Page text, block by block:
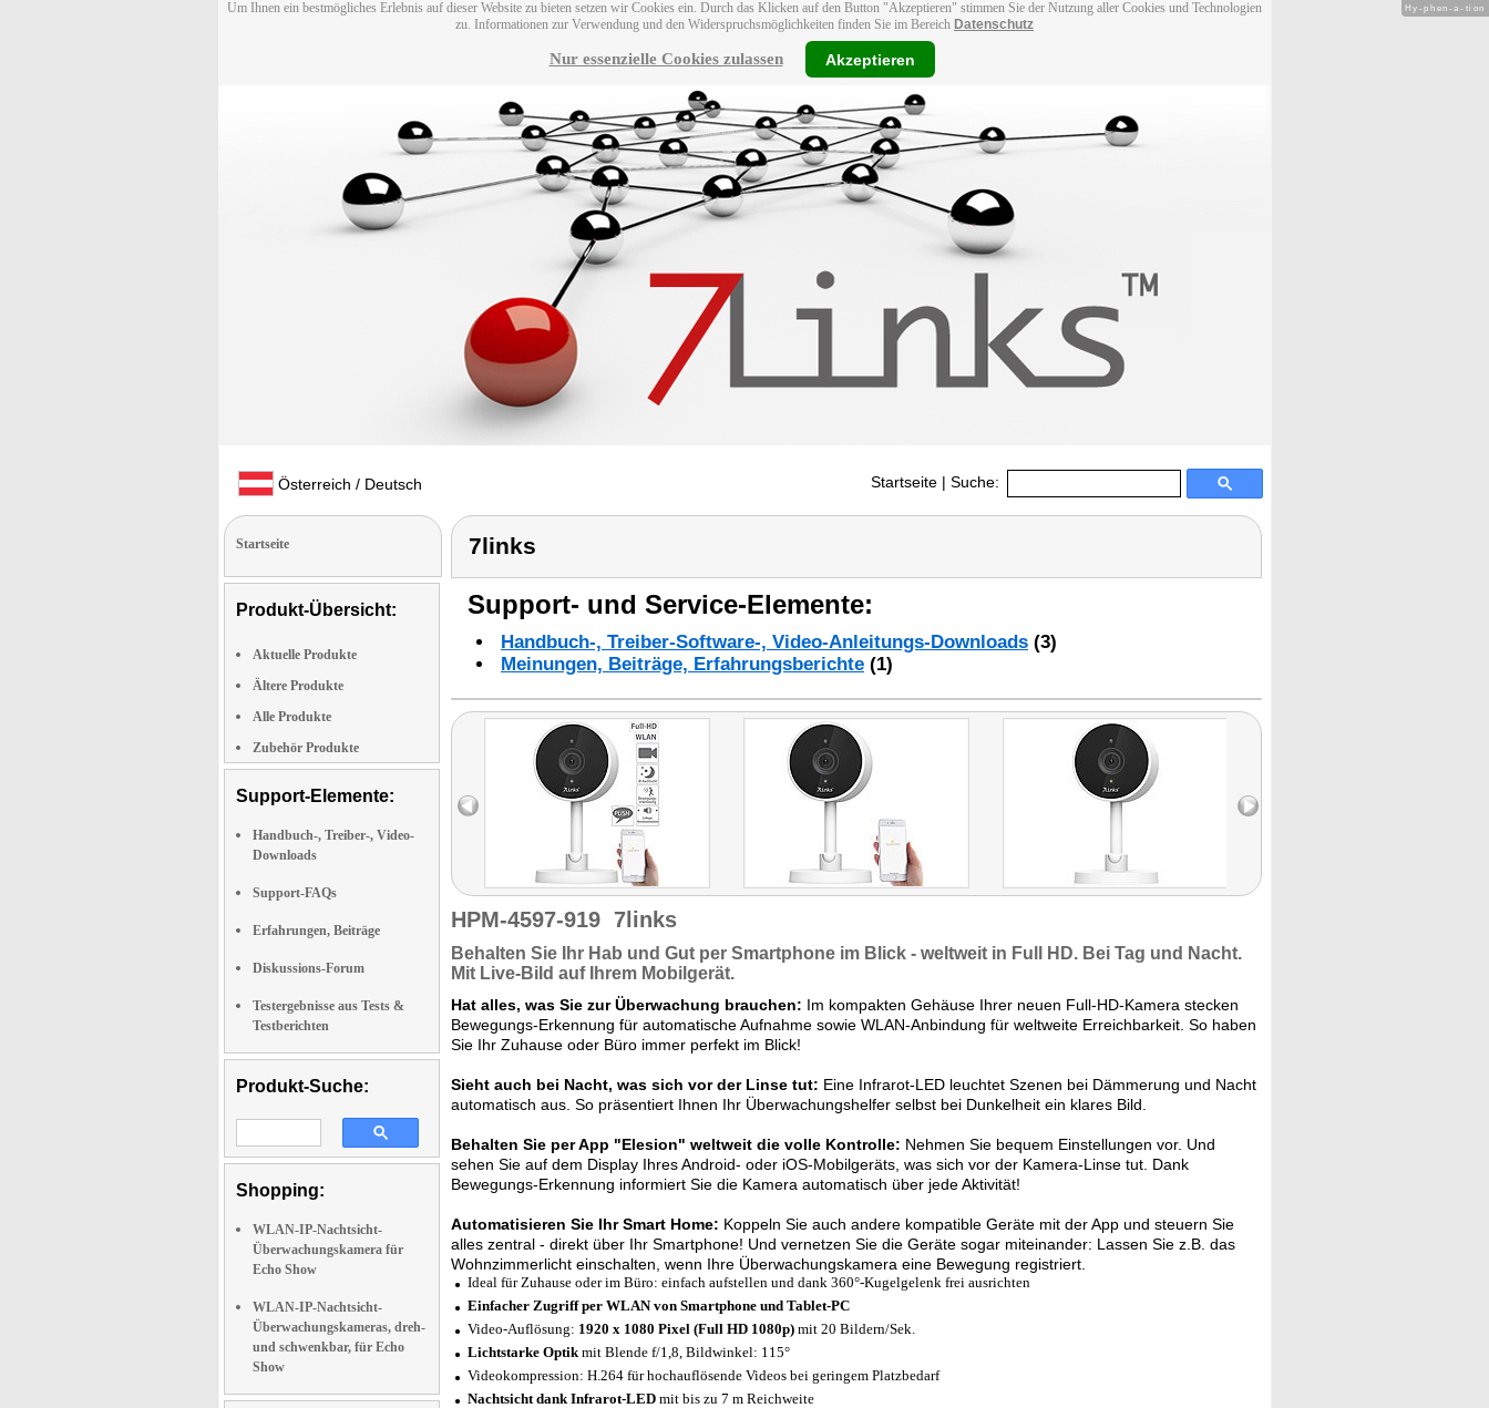
Um Ihnen ein bestmögliches Erlebnis auf dieser Website zu bieten setzen wir Cookies ein. Durch das Klicken auf den Button "Akzeptieren" stimmen Sie der Nutzung aller Cookies und Technologien
zu. Informationen zur Verwendung und den Widerspruchsmöglichkeiten finden Sie im Bereich Datenschutz
Nur essenzielle Cookies zulassen Akzeptieren
Österreich / Deutsch Startseite | Suche:
Startseite
Produkt-Übersicht:
Aktuelle Produkte
Ältere Produkte
Alle Produkte
Zubehör Produkte
Support-Elemente:
Handbuch-, Treiber-, Video-
Downloads
Support-FAQs
Erfahrungen, Beiträge
Diskussions-Forum
Testergebnisse aus Tests &
Testberichten
Produkt-Suche:
Shopping:
WLAN-IP-Nachtsicht-
Überwachungskamera für
Echo Show
WLAN-IP-Nachtsicht-
Überwachungskameras, dreh-
und schwenkbar, für Echo
Show
7links
Support- und Service-Elemente:
Handbuch-, Treiber-Software-, Video-Anleitungs-Downloads (3)
Meinungen, Beiträge, Erfahrungsberichte (1)
HPM-4597-919 7links
Behalten Sie Ihr Hab und Gut per Smartphone im Blick - weltweit in Full HD. Bei Tag und Nacht.
Mit Live-Bild auf Ihrem Mobilgerät.
Hat alles, was Sie zur Überwachung brauchen: Im kompakten Gehäuse Ihrer neuen Full-HD-Kamera stecken
Bewegungs-Erkennung für automatische Aufnahme sowie WLAN-Anbindung für weltweite Erreichbarkeit. So haben
Sie Ihr Zuhause oder Büro immer perfekt im Blick!
Sieht auch bei Nacht, was sich vor der Linse tut: Eine Infrarot-LED leuchtet Szenen bei Dämmerung und Nacht
automatisch aus. So präsentiert Ihnen Ihr Überwachungshelfer selbst bei Dunkelheit ein klares Bild.
Behalten Sie per App "Elesion" weltweit die volle Kontrolle: Nehmen Sie bequem Einstellungen vor. Und
sehen Sie auf dem Display Ihres Android- oder iOS-Mobilgeräts, was sich vor der Kamera-Linse tut. Dank
Bewegungs-Erkennung informiert Sie die Kamera automatisch über jede Aktivität!
Automatisieren Sie Ihr Smart Home: Koppeln Sie auch andere kompatible Geräte mit der App und steuern Sie
alles zentral - direkt über Ihr Smartphone! Und vernetzen Sie die Geräte sogar miteinander: Lassen Sie z.B. das
Wohnzimmerlicht einschalten, wenn Ihre Überwachungskamera eine Bewegung registriert.
Ideal für Zuhause oder im Büro: einfach aufstellen und dank 360°-Kugelgelenk frei ausrichten
Einfacher Zugriff per WLAN von Smartphone und Tablet-PC
Video-Auflösung: 1920 x 1080 Pixel (Full HD 1080p) mit 20 Bildern/Sek.
Lichtstarke Optikmit Blende f/1,8, Bildwinkel: 115°
Videokompression: H.264 für hochauflösende Videos bei geringem Platzbedarf
Nachtsicht dank Infrarot-LED mit bis zu 7 m Reichweite
Hy-phen-a-tion